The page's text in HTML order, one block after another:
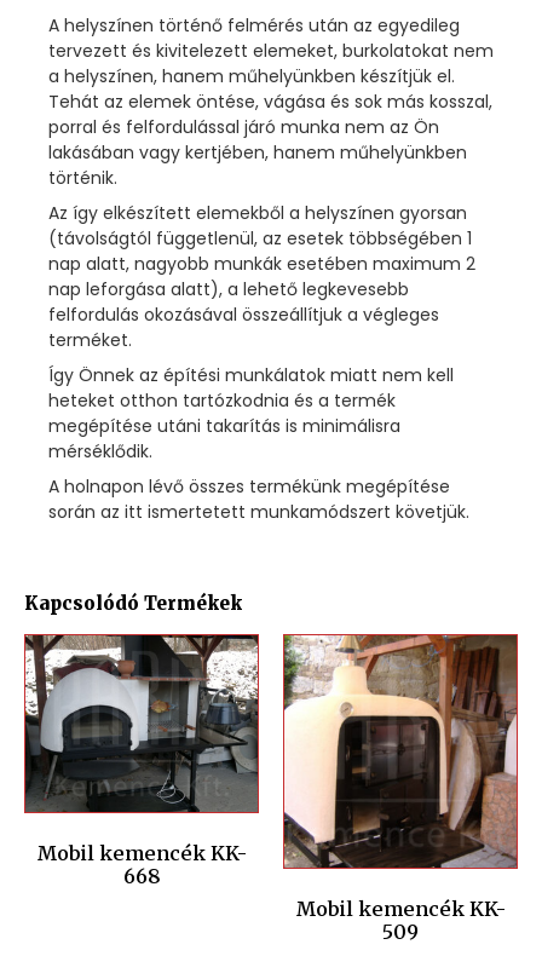
A helyszínen történő felmérés után az egyedileg
tervezett és kivitelezett elemeket, burkolatokat nem
a helyszínen, hanem műhelyünkben készítjük el.
Tehát az elemek öntése, vágása és sok más kosszal,
porral és felfordulással járó munka nem az Ön
lakásában vagy kertjében, hanem műhelyünkben
történik.
Az így elkészített elemekből a helyszínen gyorsan
(távolságtól függetlenül, az esetek többségében 1
nap alatt, nagyobb munkák esetében maximum 2
nap leforgása alatt), a lehető legkevesebb
felfordulás okozásával összeállítjuk a végleges
terméket.
Így Önnek az építési munkálatok miatt nem kell
heteket otthon tartózkodnia és a termék
megépítése utáni takarítás is minimálisra
mérséklődik.
A holnapon lévő összes termékünk megépítése
során az itt ismertetett munkamódszert követjük.
Kapcsolódó Termékek
Mobil kemencék KK-
668
Mobil kemencék KK-
509